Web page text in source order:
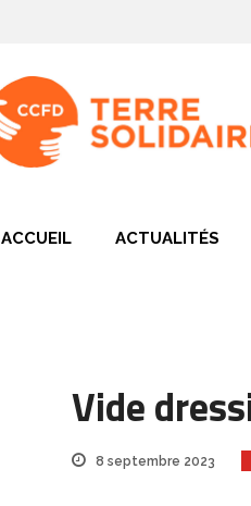
ACCUEIL ACTUALITÉS
Vide
8 septembre 2023